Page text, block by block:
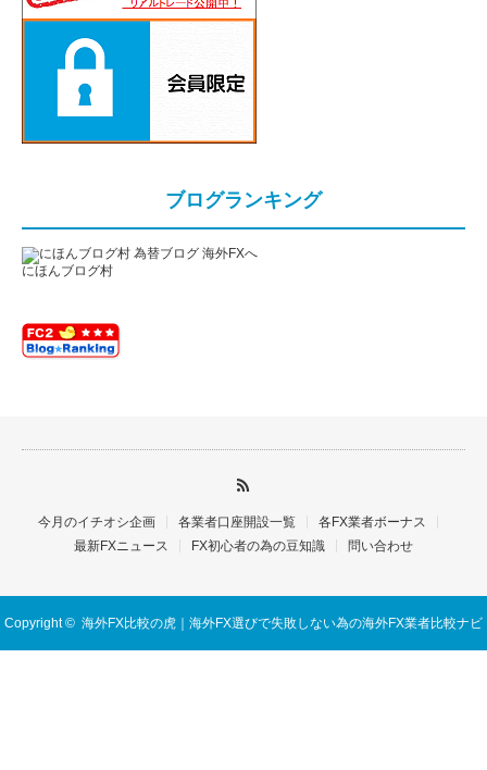
ブログランキング
にほんブログ村
今月のイチオシ企画 各業者口座開設一覧
各FX業者ボーナス
最新FXニュース
FX初心者の為の豆知識 問い合わせ
Copyright © 海外FX比較の虎｜海外FX選びで失敗しない為の海外FX業者比較ナビ